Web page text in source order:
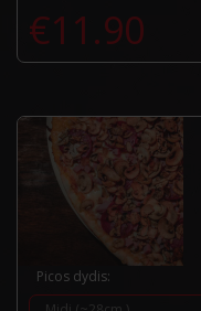
€11.90
Picos dydis: